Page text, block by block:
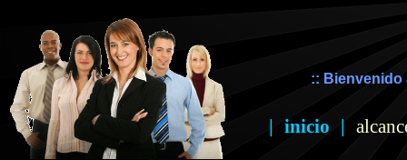
:: Bienvenido
| inicio |